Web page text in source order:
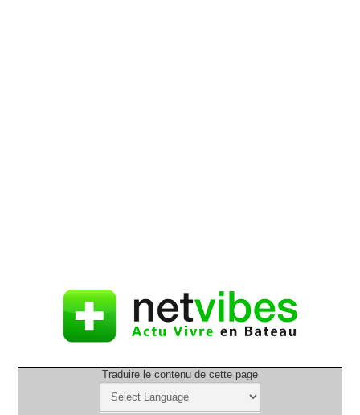
Traduire le contenu de cette page